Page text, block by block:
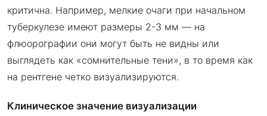
критична. Например, мелкие очаги при начальном
туберкулезе имеют размеры 2-3 мм — на
флюорографии они могут быть не видны или
выглядеть как «сомнительные тени», в то время как
на рентгене четко визуализируются.
Клиническое значение визуализации